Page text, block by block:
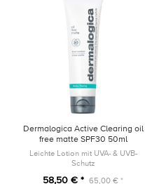
Dermalogica Active Clearing oil
free matte SPF30 50ml
Leichte Lotion mit UVA- & UVB-
Schutz
58,50 € * 65,00 € *